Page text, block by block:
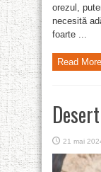
orezul,
necesită
foarte ...
Read
21 mai